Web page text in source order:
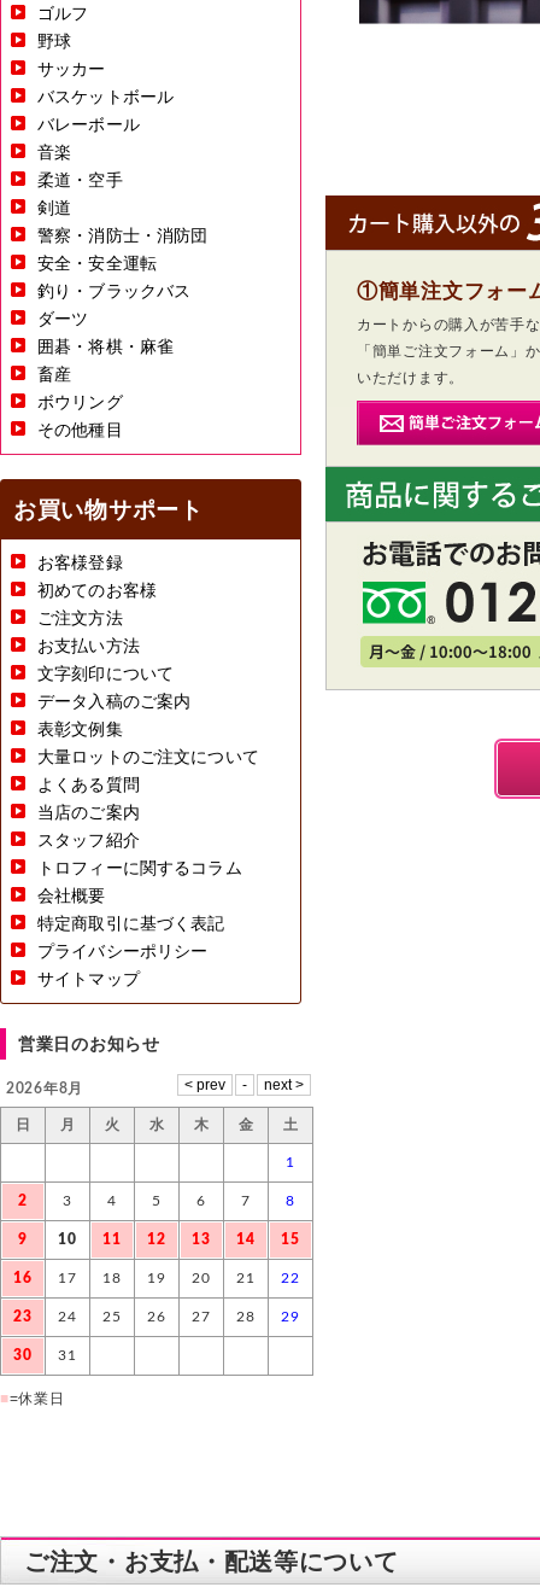
①簡単注文フォー
カートからの購入が苦手
「簡単ご注文フォーム」
いただけます。
ゴルフ
野球
サッカー
バスケットボール
バレーボール
音楽
柔道・空手
剣道
警察・消防士・消防団
安全・安全運転
釣り・ブラックバス
ダーツ
囲碁・将棋・麻雀
畜産
ボウリング
その他種目
お買い物サポート
お客様登録
初めてのお客様
ご注文方法
お支払い方法
文字刻印について
データ入稿のご案内
表彰文例集
大量ロットのご注文について
よくある質問
当店のご案内
スタッフ紹介
トロフィーに関するコラム
会社概要
特定商取引に基づく表記
プライバシーポリシー
サイトマップ
営業日のお知らせ
2026年8月
日 月 火 水 木 金 土
1
2 3 4 5 6 7 8
9 10 11 12 13 14 15
16 17 18 19 20 21 22
23 24 25 26 27 28 29
30 31
■=休業日
ご注文・お支払・配送等について